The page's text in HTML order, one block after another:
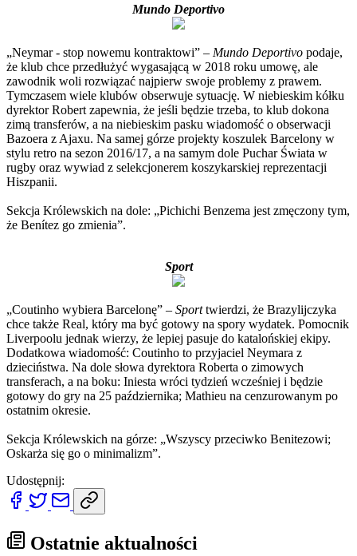
Mundo Deportivo
„Neymar - stop nowemu kontraktowi” – Mundo Deportivo podaje,
że klub chce przedłużyć wygasającą w 2018 roku umowę, ale
zawodnik woli rozwiązać najpierw swoje problemy z prawem.
Tymczasem wiele klubów obserwuje sytuację. W niebieskim kółku
dyrektor Robert zapewnia, że jeśli będzie trzeba, to klub dokona
zimą transferów, a na niebieskim pasku wiadomość o obserwacji
Bazoera z Ajaxu. Na samej górze projekty koszulek Barcelony w
stylu retro na sezon 2016/17, a na samym dole Puchar Świata w
rugby oraz wywiad z selekcjonerem koszykarskiej reprezentacji
Hiszpanii.
Sekcja Królewskich na dole: „Pichichi Benzema jest zmęczony tym,
że Benítez go zmienia”.
Sport
„Coutinho wybiera Barcelonę” – Sporttwierdzi, że Brazylijczyka
chce także Real, który ma być gotowy na spory wydatek. Pomocnik
Liverpoolu jednak wierzy, że lepiej pasuje do katalońskiej ekipy.
Dodatkowa wiadomość: Coutinho to przyjaciel Neymara z
dzieciństwa. Na dole słowa dyrektora Roberta o zimowych
transferach, a na boku: Iniesta wróci tydzień wcześniej i będzie
gotowy do gry na 25 października; Mathieu na cenzurowanym po
ostatnim okresie.
Sekcja Królewskich na górze: „Wszyscy przeciwko Benitezowi;
Oskarża się go o minimalizm”.
Udostępnij:
Ostatnie aktualności